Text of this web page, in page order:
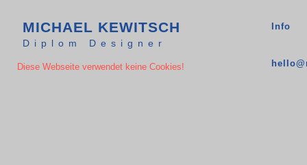
MICHAEL KEWITSCH
Diplom Designer
Info
Diese Webseite verwendet keine Cookies!